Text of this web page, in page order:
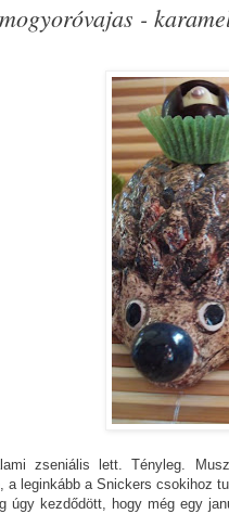
-
zseniális lett. Tényleg.
a leginkább a Snickers csokihoz
úgy kezdődött, hogy még egy